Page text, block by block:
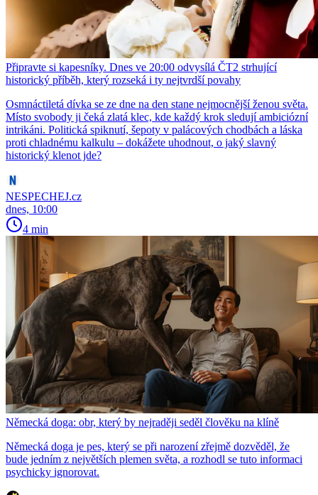
Připravte si kapesníky. Dnes ve 20:00 odvysílá ČT2 strhující
historický příběh, který rozseká i ty nejtvrdší povahy
Osmnáctiletá dívka se ze dne na den stane nejmocnější ženou světa.
Místo svobody ji čeká zlatá klec, kde každý krok sledují ambiciózní
intrikáni. Politická spiknutí, šepoty v palácových chodbách a láska
proti chladnému kalkulu – dokážete uhodnout, o jaký slavný
historický klenot jde?
NESPECHEJ.cz
dnes, 10:00
4 min
Německá doga: obr, který by nejraději seděl člověku na klíně
Německá doga je pes, který se při narození zřejmě dozvěděl, že
bude jedním z největších plemen světa, a rozhodl se tuto informaci
psychicky ignorovat.